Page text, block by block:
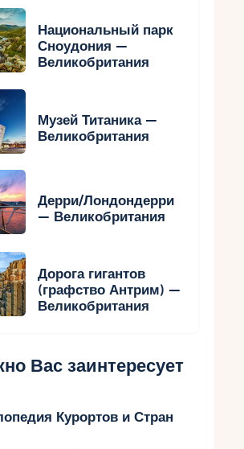
Национальный парк
Сноудония —
Великобритания
Музей Титаника —
Великобритания
Дерри/Лондондерри
— Великобритания
Дорога гигантов
(графство Антрим) —
Великобритания
Вас заинтересует
Курортов и Стран